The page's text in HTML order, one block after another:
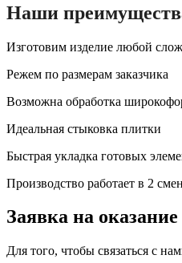
Наши
Изготовим изделие любой
Режем по размерам заказчика
Возможна обработка
Идеальная стыковка плитки
Быстрая укладка готовых
Производство работает в 2
Заявка на оказание
Для того, чтобы связаться с